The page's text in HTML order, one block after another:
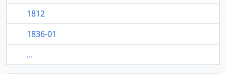
1812
1836-01
...